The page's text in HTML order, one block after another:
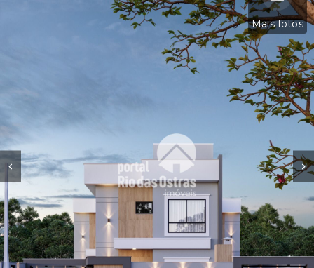
Mais fotos